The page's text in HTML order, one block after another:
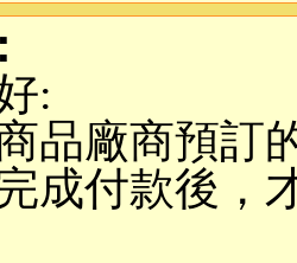
:
品廠商預訂
成付款後，